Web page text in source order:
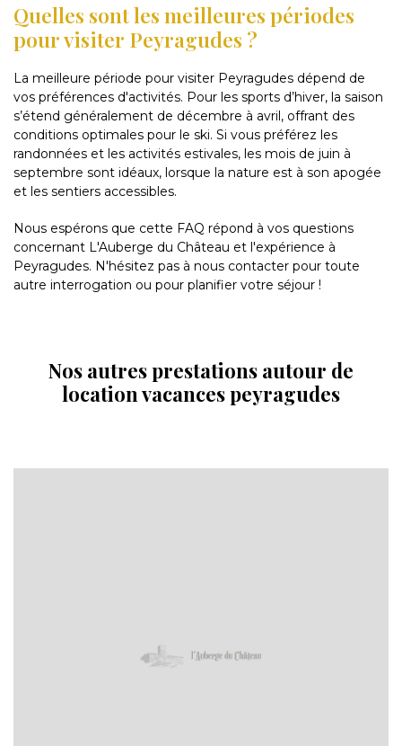
Quelles sont les meilleures périodes
pour visiter Peyragudes ?
La meilleure période pour visiter Peyragudes dépend de
vos préférences d'activités. Pour les sports d’hiver, la saison
s’étend généralement de décembre à avril, offrant des
conditions optimales pour le ski. Si vous préférez les
randonnées et les activités estivales, les mois de juin à
septembre sont idéaux, lorsque la nature est à son apogée
et les sentiers accessibles.
Nous espérons que cette FAQ répond à vos questions
concernant L'Auberge du Château et l'expérience à
Peyragudes. N'hésitez pas à nous contacter pour toute
autre interrogation ou pour planifier votre séjour !
Nos autres prestations autour de
location vacances peyragudes